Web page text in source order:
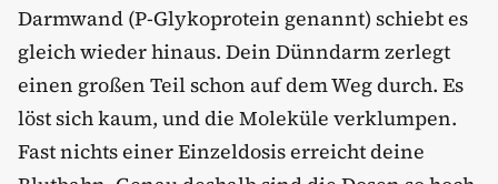
Darmwand (P-Glykoprotein genannt) schiebt es
gleich wieder hinaus. Dein Dünndarm zerlegt
einen großen Teil schon auf dem Weg durch. Es
löst sich kaum, und die Moleküle verklumpen.
Fast nichts einer Einzeldosis erreicht deine